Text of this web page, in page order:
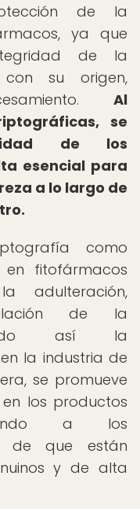
de la
ya que
de la
con su origen,
Al
se
de los
esencial para
a lo largo de
como
fitofármacos
adulteración,
de la
así la
la industria de
se promueve
los productos
a los
de que están
y de alta